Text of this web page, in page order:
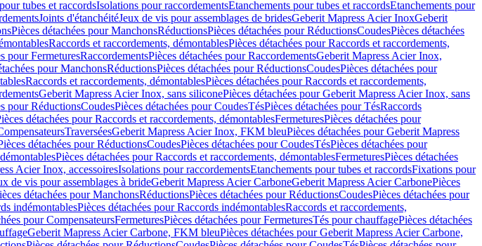
tubes et raccordsIsolations pour raccordementsEtanchements pour tubes et raccordsEtanchements pour
Joints d'étanchéitéJeux de vis pour assemblages de bridesGeberit Mapress Acier InoxGeberit
Pièces détachées pour ManchonsRéductionsPièces détachées pour RéductionsCoudesPièces détachées
Raccords et raccordements, démontablesPièces détachées pour Raccords et raccordements,
pour FermeturesRaccordementsPièces détachées pour RaccordementsGeberit Mapress Acier Inox,
pour ManchonsRéductionsPièces détachées pour RéductionsCoudesPièces détachées pour
Raccords et raccordements, démontablesPièces détachées pour Raccords et raccordements,
Geberit Mapress Acier Inox, sans siliconePièces détachées pour Geberit Mapress Acier Inox, sans
pour RéductionsCoudesPièces détachées pour CoudesTésPièces détachées pour TésRaccords
détachées pour Raccords et raccordements, démontablesFermeturesPièces détachées pour
TraverséesGeberit Mapress Acier Inox, FKM bleuPièces détachées pour Geberit Mapress
détachées pour RéductionsCoudesPièces détachées pour CoudesTésPièces détachées pour
Pièces détachées pour Raccords et raccordements, démontablesFermeturesPièces détachées
Acier Inox, accessoiresIsolations pour raccordementsEtanchements pour tubes et raccordsFixations pour
de vis pour assemblages à brideGeberit Mapress Acier CarboneGeberit Mapress Acier CarbonePièces
détachées pour ManchonsRéductionsPièces détachées pour RéductionsCoudesPièces détachées pour
indémontablesPièces détachées pour Raccords indémontablesRaccords et raccordements,
pour CompensateursFermeturesPièces détachées pour FermeturesTés pour chauffagePièces détachées
Geberit Mapress Acier Carbone, FKM bleuPièces détachées pour Geberit Mapress Acier Carbone,